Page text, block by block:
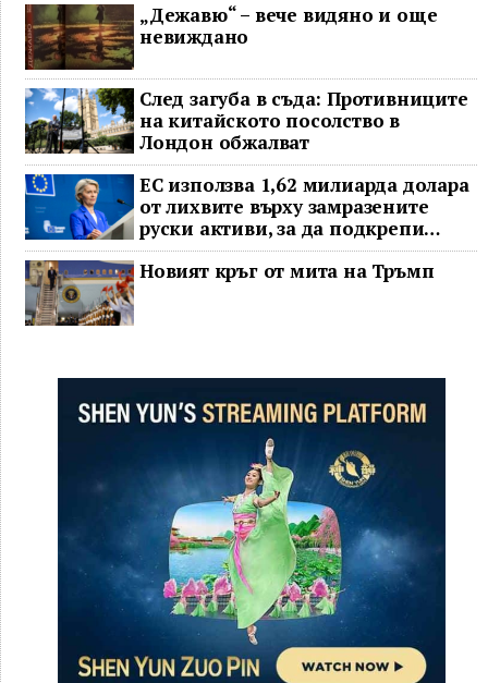
„Дежавю“ – вече видяно и още
невиждано
След загуба в съда: Противниците
на китайското посолство в
Лондон обжалват
ЕС използва 1,62 милиарда долара
от лихвите върху замразените
руски активи, за да подкрепи
Украйна
Новият кръг от мита на Тръмп